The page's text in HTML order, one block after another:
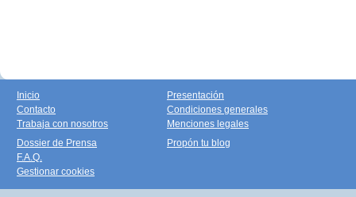
Inicio
Contacto
Trabaja con nosotros
Presentación
Condiciones generales
Menciones legales
Dossier de Prensa
F.A.Q.
Gestionar cookies
Propón tu blog